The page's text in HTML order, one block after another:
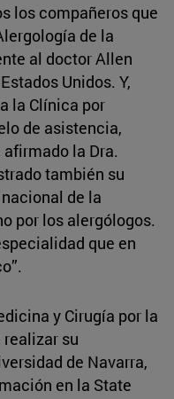
los compañeros que
de la
al doctor Allen
Unidos. Y,
la Clínica por
de asistencia,
la Dra.
también su
de la
por los alergólogos.
que en
y Cirugía por la
realizar su
de Navarra,
en la State